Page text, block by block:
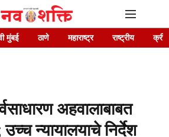
मुंबई ठाणे महाराष्ट्र राष्ट्रीय
अहवालाबाबत
उच्च न्यायालयाचे निर्देश